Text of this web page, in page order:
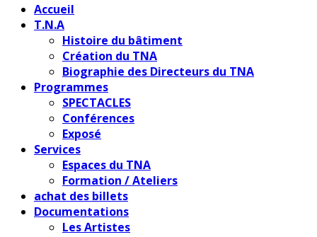
Accueil
T.N.A
Histoire du bâtiment
Création du TNA
Biographie des Directeurs du TNA
Programmes
SPECTACLES
Conférences
Exposé
Services
Espaces du TNA
Formation / Ateliers
achat des billets
Documentations
Les Artistes